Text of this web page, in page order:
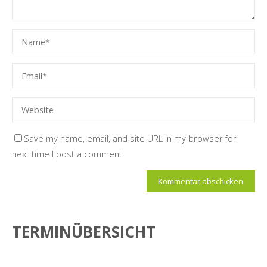
Save my name, email, and site URL in my browser for
next time I post a comment.
TERMINÜBERSICHT